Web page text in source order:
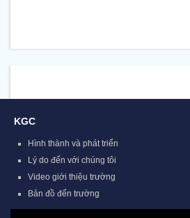
KGC
Hình thành và phát triển
Lý do đến với chúng tôi
Video giới thiệu trường
Bản đồ đến trường